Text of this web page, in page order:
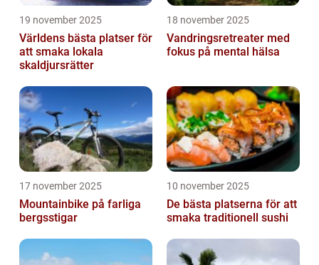
19 november 2025
Världens bästa platser för
att smaka lokala
skaldjursrätter
18 november 2025
Vandringsretreater med
fokus på mental hälsa
17 november 2025
Mountainbike på farliga
bergsstigar
10 november 2025
De bästa platserna för att
smaka traditionell sushi